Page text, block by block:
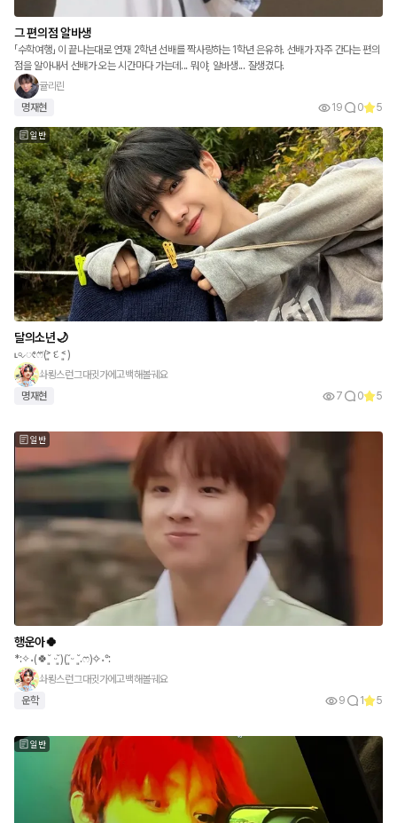
그 편의점 알바생
「수학여행」 이 끝나는대로 연재 2학년 선배를 짝사랑하는 1학년 은유하. 선배가 자주 간다는 편의
점을 알아내서 선배가 오는 시간마다 가는데... 뭐야, 알바생... 잘생겼다.
귤리린
명재현
19 0 5
일반
달의소년🌙
˪৹⌵ೕෆ⃛(˃͈ દ ˂͈ )
솨뢍스런그대귓가에고백해볼궤요
명재현
7 0 5
일반
행운아🍀
*:✧˖(🍀˘͈ ᵕ˘͈)(˘͈ᵕ ˘͈.ෆ)✧˖°:
솨뢍스런그대귓가에고백해볼궤요
운학
9 1 5
일반